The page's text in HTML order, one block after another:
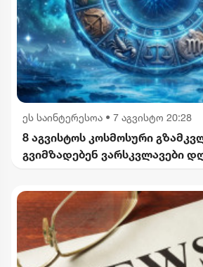
ეს საინტერესოა • 7 აგვისტო 20:28
8 აგვისტოს კოსმოსური
გვიმზადებენ ვარსკვლავები